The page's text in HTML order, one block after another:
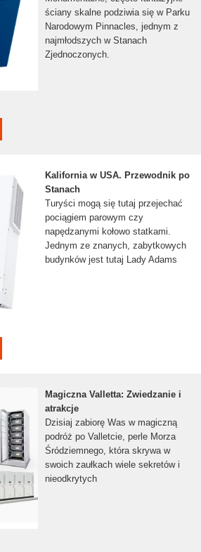
ściany skalne podziwia się w Parku
Narodowym Pinnacles, jednym z
najmłodszych w Stanach
Zjednoczonych.
Kalifornia w USA. Przewodnik po
Stanach
Turyści mogą się tutaj przejechać
pociągiem parowym czy
napędzanymi kołowo statkami.
Jednym ze znanych, zabytkowych
budynków jest tutaj Lady Adams
Magiczna Valletta: Zwiedzanie i
atrakcje
Dzisiaj zabiorę Was w magiczną
podróż po Valletcie, perle Morza
Śródziemnego, która skrywa w
swoich zaułkach wiele sekretów i
nieodkrytych